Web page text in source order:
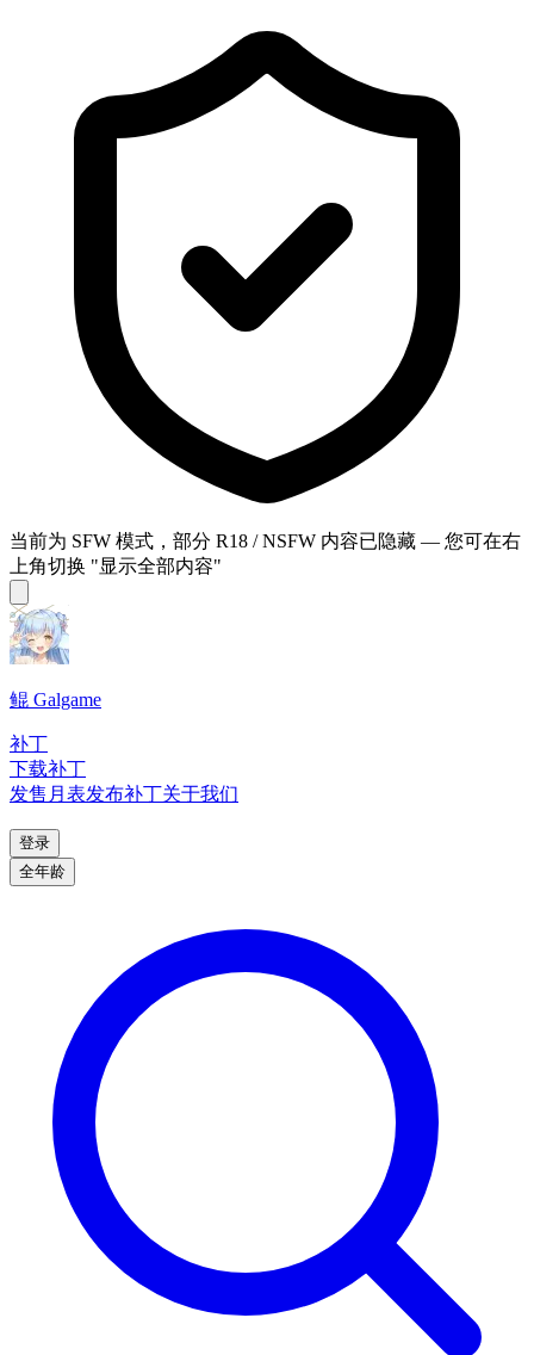
当前为 SFW 模式，部分 R18 / NSFW 内容已隐藏 — 您可在右
上角切换 "显示全部内容"
鲲 Galgame
补丁
下载补丁
发售月表发布补丁关于我们
登录
全年龄